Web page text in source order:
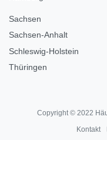
Sachsen
Sachsen-Anhalt
Schleswig-Holstein
Thüringen
Copyright © 2022
Kontakt